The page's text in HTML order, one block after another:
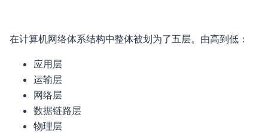
在计算机网络体系结构中整体被划为了五层。由高到低：
应用层
运输层
网络层
数据链路层
物理层